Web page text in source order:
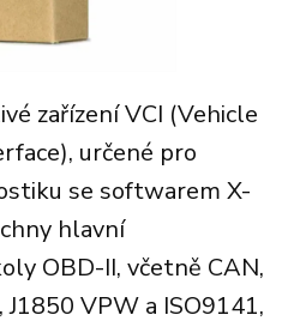
zařízení VCI (Vehicle
určené pro
se softwarem X-
hlavní
OBD-II, včetně CAN,
J1850 VPW a ISO9141,